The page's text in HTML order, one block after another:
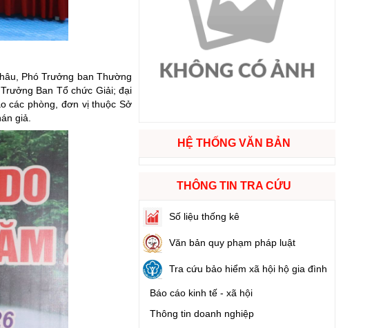
bền vững
của Đảng vào cuộc sống
biểu Quốc hội khóa XVI và đại biểu Hội đồng nhân dân các cấp nhiệm kỳ 2026 - 2031
các cấp
phúc bền vững
tin
biên giới
Nam ưu tiên dùng hàng Việt Nam
ảnh
khác
Phó Trưởng ban Thường
Ban Tổ chức Giải; đại
các phòng, đơn vị thuộc Sở
giả.
HỆ THỐNG VĂN BẢN
THÔNG TIN TRA CỨU
Số liệu thống kê
Văn bản quy phạm pháp luật
Tra cứu bảo hiểm xã hội hộ gia đình
Báo cáo kinh tế - xã hội
Thông tin doanh nghiệp